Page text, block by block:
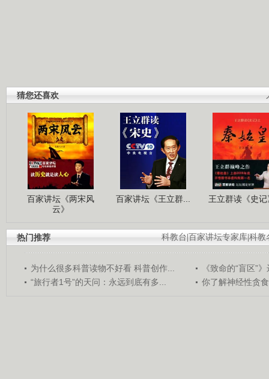
猜您还喜欢
百家讲坛《两宋风
云》
百家讲坛《王立群... 王立群读《史
科教台 百家讲坛专家库 科教
热门推荐
为什么很多科普读物不好看 科普创作...
《致命的“盲区”
“旅行者1号”的天问：永远到底有多...
你了解神经性贪